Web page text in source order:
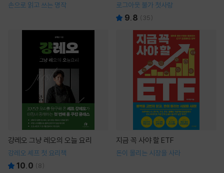
손으로 읽고 쓰는 명작 로그아웃 불가 첫사랑
9.8 ( 35)
걍레오 그냥 레오의 오늘 요리
강레오 셰프 첫 요리책
10.0 (8)
지금 꼭 사야 할 ETF
돈이 몰리는 시장을 사라